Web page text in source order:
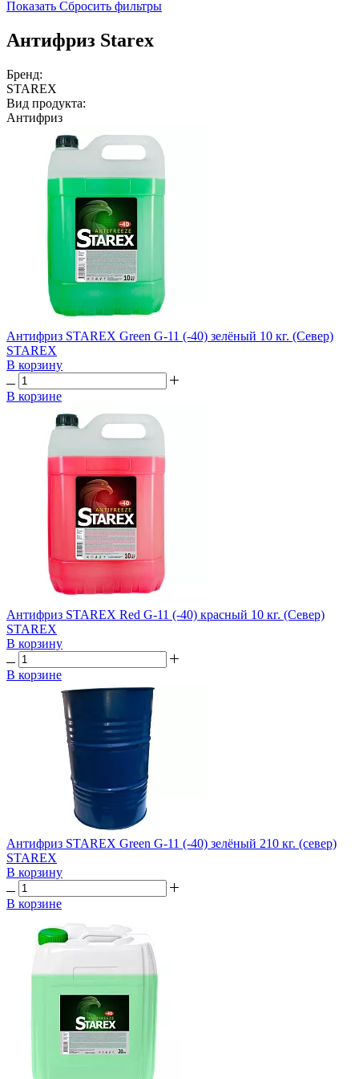
Показать Сбросить фильтры
Антифриз Starex
Бренд:
STAREX
Вид продукта:
Антифриз
Антифриз STAREX Green G-11 (-40) зелёный 10 кг. (Север)
STAREX
В корзину
В корзине
Антифриз STAREX Red G-11 (-40) красный 10 кг. (Север)
STAREX
В корзину
В корзине
Антифриз STAREX Green G-11 (-40) зелёный 210 кг. (север)
STAREX
В корзину
В корзине